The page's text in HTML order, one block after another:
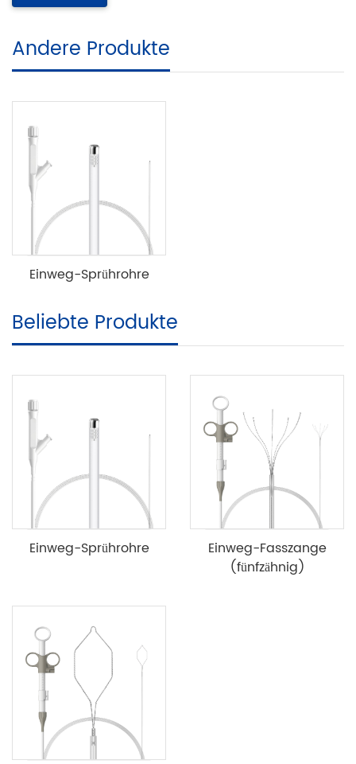
Andere Produkte
Einweg-Sprührohre
Beliebte Produkte
Einweg-Sprührohre
Einweg-Fasszange
(fünfzähnig)